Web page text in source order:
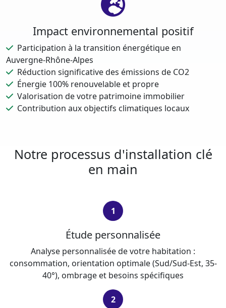
Impact environnemental positif
Participation à la transition énergétique en
Auvergne-Rhône-Alpes
Réduction significative des émissions de CO2
Énergie 100% renouvelable et propre
Valorisation de votre patrimoine immobilier
Contribution aux objectifs climatiques locaux
Notre processus d'installation clé
en main
1
Étude personnalisée
Analyse personnalisée de votre habitation :
consommation, orientation optimale (Sud/Sud-Est, 35-
40°), ombrage et besoins spécifiques
2